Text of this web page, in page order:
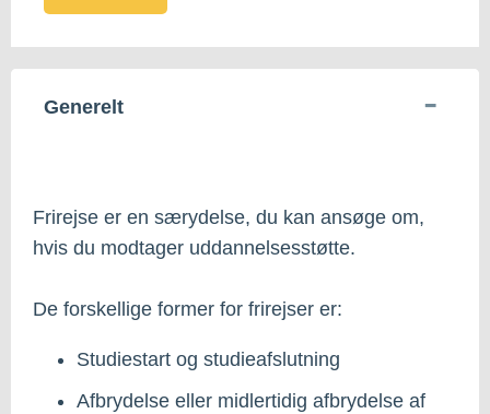
Generelt
Frirejse er en særydelse, du kan ansøge om,
hvis du modtager uddannelsesstøtte.
De forskellige former for frirejser er:
Studiestart og studieafslutning
Afbrydelse eller midlertidig afbrydelse af